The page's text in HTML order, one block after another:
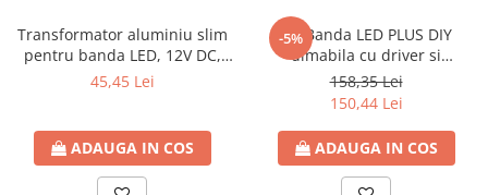
Proiectoare
Spoturi tavan
accesorii
Corpuri liniare
Iluminat de siguranta
Transformator aluminiu slim
pentru banda LED, 12V DC,
120W, IP20, 188x46x36, 200-
45,45 Lei
ADAUGA IN COS
-5%
Kit Banda LED PLUS DIY
dimabila cu driver si
controller Wi-fi + muzica,12V,
24W, RGB, SMD5050, IP20,
Eurolamp (set 2 buc, 2x5M)
158,35 Lei
150,44 Lei
ADAUGA IN COS